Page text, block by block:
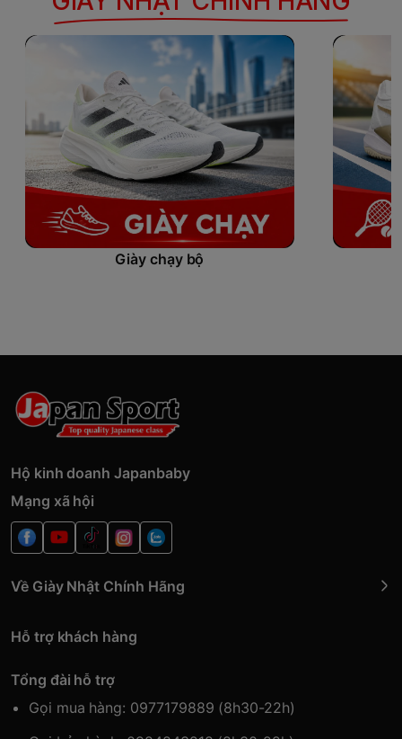
Giày chạy bộ
Hộ kinh doanh Japanbaby
Mạng xã hội
Về Giày Nhật Chính Hãng
Hỗ trợ khách hàng
Tổng đài hỗ trợ
Gọi mua hàng: 0977179889 (8h30-22h)